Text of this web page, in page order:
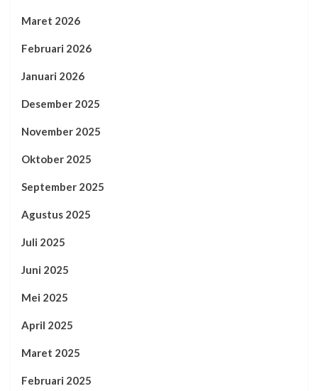
Maret 2026
Februari 2026
Januari 2026
Desember 2025
November 2025
Oktober 2025
September 2025
Agustus 2025
Juli 2025
Juni 2025
Mei 2025
April 2025
Maret 2025
Februari 2025